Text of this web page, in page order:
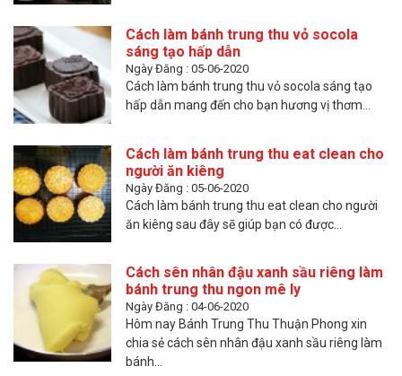
Cách làm bánh trung thu vỏ socola
sáng tạo hấp dẫn
Ngày Đăng : 05-06-2020
Cách làm bánh trung thu vỏ socola sáng tạo
hấp dẫn mang đến cho bạn hương vị thơm...
Cách làm bánh trung thu eat clean cho
người ăn kiêng
Ngày Đăng : 05-06-2020
Cách làm bánh trung thu eat clean cho người
ăn kiêng sau đây sẽ giúp bạn có được...
Cách sên nhân đậu xanh sầu riêng làm
bánh trung thu ngon mê ly
Ngày Đăng : 04-06-2020
Hôm nay Bánh Trung Thu Thuận Phong xin
chia sẻ cách sên nhân đậu xanh sầu riêng làm
bánh...